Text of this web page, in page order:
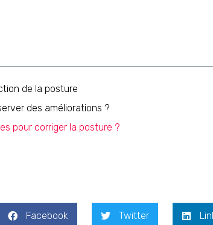
de la posture
des améliorations ?
pour corriger la posture ?
Facebook Twitter